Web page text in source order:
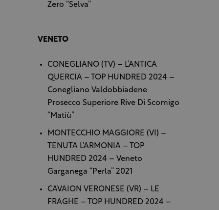
Zero “Selva”
VENETO
CONEGLIANO (TV) – L’ANTICA
QUERCIA – TOP HUNDRED 2024 –
Conegliano Valdobbiadene
Prosecco Superiore Rive Di Scomigo
“Matiù”
MONTECCHIO MAGGIORE (VI) –
TENUTA L’ARMONIA – TOP
HUNDRED 2024 – Veneto
Garganega “Perla” 2021
CAVAION VERONESE (VR) – LE
FRAGHE – TOP HUNDRED 2024 –